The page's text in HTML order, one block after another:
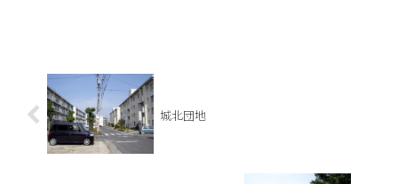
城北団地